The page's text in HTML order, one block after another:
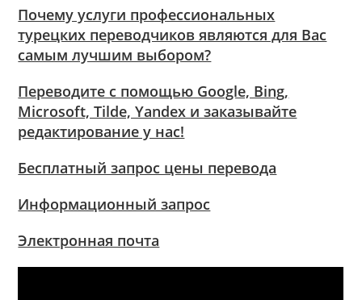
Почему услуги профессиональных
турецких переводчиков являются для Вас
самым лучшим выбором?
Переводите с помощью Google, Bing,
Microsoft, Tilde, Yandex и заказывайте
редактирование у нас!
Бесплатный запрос цены перевода
Информационный запрос
Электронная почта